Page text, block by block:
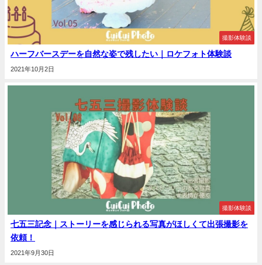
撮影体験談
ハーフバースデーを自然な姿で残したい｜ロケフォト体験談
2021年10月2日
撮影体験談
七五三記念｜ストーリーを感じられる写真がほしくて出張撮影を
依頼！
2021年9月30日